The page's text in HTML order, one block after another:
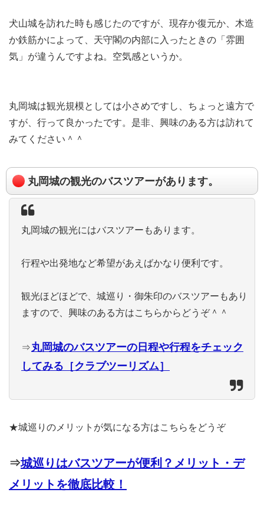
犬山城を訪れた時も感じたのですが、現存か復元か、木造
か鉄筋かによって、天守閣の内部に入ったときの「雰囲
気」が違うんですよね。空気感というか。
丸岡城は観光規模としては小さめですし、ちょっと遠方で
すが、行って良かったです。是非、興味のある方は訪れて
みてください＾＾
丸岡城の観光のバスツアーがあります。
丸岡城の観光にはバスツアーもあります。
行程や出発地など希望があえばかなり便利です。
観光ほどほどで、城巡り・御朱印のバスツアーもあり
ますので、興味のある方はこちらからどうぞ＾＾
⇒丸岡城のバスツアーの日程や行程をチェック
してみる［クラブツーリズム］
★城巡りのメリットが気になる方はこちらをどうぞ
⇒城巡りはバスツアーが便利？メリット・デ
メリットを徹底比較！